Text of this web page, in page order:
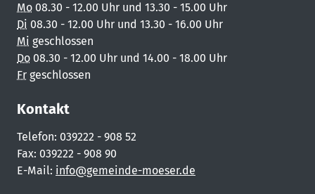
Mo 08.30 - 12.00 Uhr und 13.30 - 15.00 Uhr
Di 08.30 - 12.00 Uhr und 13.30 - 16.00 Uhr
Mi geschlossen
Do 08.30 - 12.00 Uhr und 14.00 - 18.00 Uhr
Fr geschlossen
Kontakt
Telefon: 039222 - 908 52
Fax: 039222 - 908 90
E-Mail: info@gemeinde-moeser.de